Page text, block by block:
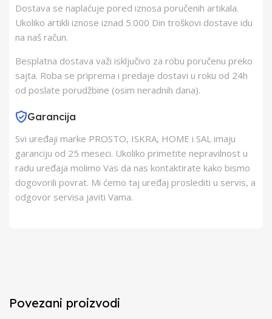
Barkod 8605043311780
Dostava se naplaćuje pored iznosa poručenih artikala.
Ukoliko artikli iznose iznad 5.000 Din troškovi dostave idu
na naš račun.
Besplatna dostava važi isključivo za robu poručenu preko
sajta. Roba se priprema i predaje dostavi u roku od 24h
od poslate porudžbine (osim neradnih dana).
Garancija
Svi uređaji marke PROSTO, ISKRA, HOME i SAL imaju
garanciju od 25 meseci. Ukoliko primetite nepravilnost u
radu uređaja molimo Vas da nas kontaktirate kako bismo
dogovorili povrat. Mi ćemo taj uređaj proslediti u servis, a
odgovor servisa javiti Vama.
Povezani proizvodi